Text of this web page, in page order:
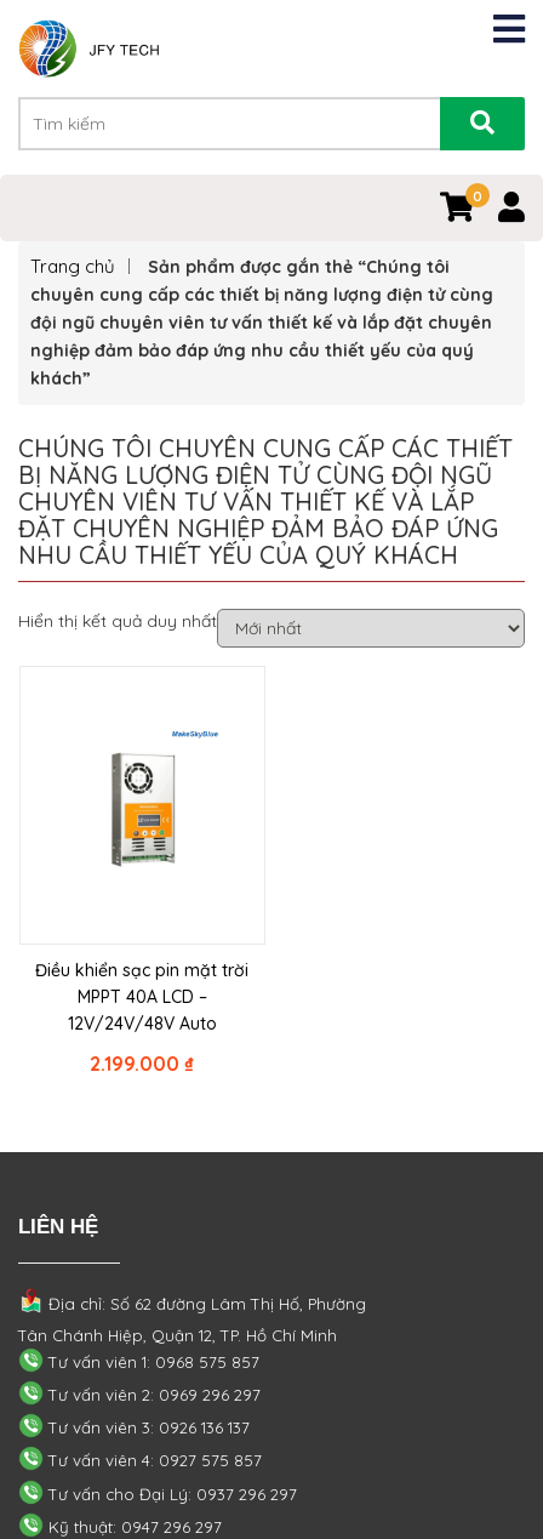
0
Trang chủ
Sản phẩm được gắn thẻ “Chúng tôi
chuyên cung cấp các thiết bị năng lượng điện tử cùng
đội ngũ chuyên viên tư vấn thiết kế và lắp đặt chuyên
nghiệp đảm bảo đáp ứng nhu cầu thiết yếu của quý
khách”
CHÚNG TÔI CHUYÊN CUNG CẤP CÁC THIẾT
BỊ NĂNG LƯỢNG ĐIỆN TỬ CÙNG ĐỘI NGŨ
CHUYÊN VIÊN TƯ VẤN THIẾT KẾ VÀ LẮP
ĐẶT CHUYÊN NGHIỆP ĐẢM BẢO ĐÁP ỨNG
NHU CẦU THIẾT YẾU CỦA QUÝ KHÁCH
Hiển thị kết quả duy nhất
Điều khiển sạc pin mặt trời
MPPT 40A LCD –
12V/24V/48V Auto
2.199.000 ₫
LIÊN HỆ
Địa chỉ: Số 62 đường Lâm Thị Hố, Phường
Tân Chánh Hiệp, Quận 12, TP. Hồ Chí Minh
Tư vấn viên 1: 0968 575 857
Tư vấn viên 2: 0969 296 297
Tư vấn viên 3: 0926 136 137
Tư vấn viên 4: 0927 575 857
Tư vấn cho Đại Lý: 0937 296 297
Kỹ thuật: 0947 296 297